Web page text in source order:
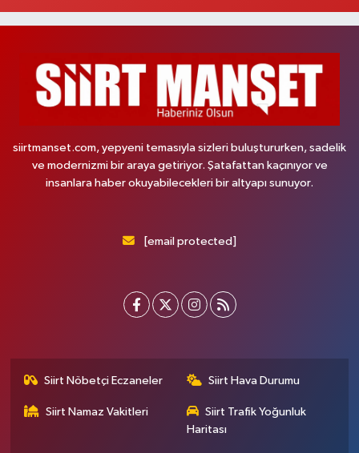
siirtmanset.com, yepyeni temasıyla sizleri buluştururken, sadelik
ve modernizmi bir araya getiriyor. Şatafattan kaçınıyor ve
insanlara haber okuyabilecekleri bir altyapı sunuyor.
[email protected]
Siirt Nöbetçi Eczaneler Siirt Hava Durumu
Siirt Namaz Vakitleri
Siirt Trafik Yoğunluk
Haritası